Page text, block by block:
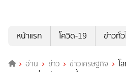
หน้าแรก
โควิด-19 ข่าวทั่
อ่าน ข่าว ข่าวเศรษฐกิจ
โ
แสวงบุญเสี่ยงอันตรายขึ้น